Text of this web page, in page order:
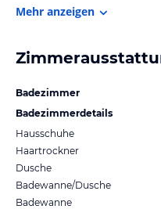
Mehr anzeigen
Badezimmer
Badezimmerdetails
Hausschuhe
Haartrockner
Dusche
Badewanne/Dusche
Badewanne